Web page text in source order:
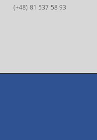
(+48) 81 537 58 93